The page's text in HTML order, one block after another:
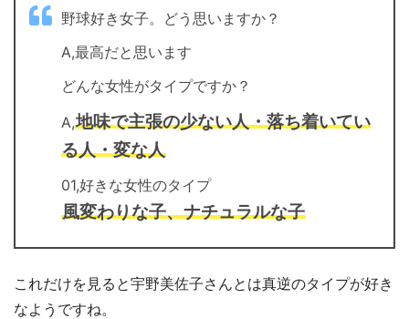
野球好き女子。どう思いますか？
A,最高だと思います
どんな女性がタイプですか？
A,地味で主張の少ない人・落ち着いてい
る人・変な人
01,好きな女性のタイプ
風変わりな子、ナチュラルな子
これだけを見ると宇野美佐子さんとは真逆のタイプが好き
なようですね。